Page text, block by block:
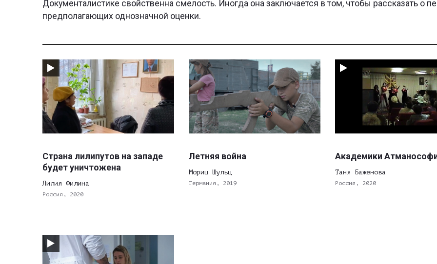
Документалистике свойственна смелость. Иногда она заключается в том, чтобы рассказать о
предполагающих однозначной оценки.
Страна лилипутов на западе
будет уничтожена
Лилия Филина
Россия, 2020
Летняя война
Мориц Шульц
Германия, 2019
Академики
Таня Баженова
Россия, 2020